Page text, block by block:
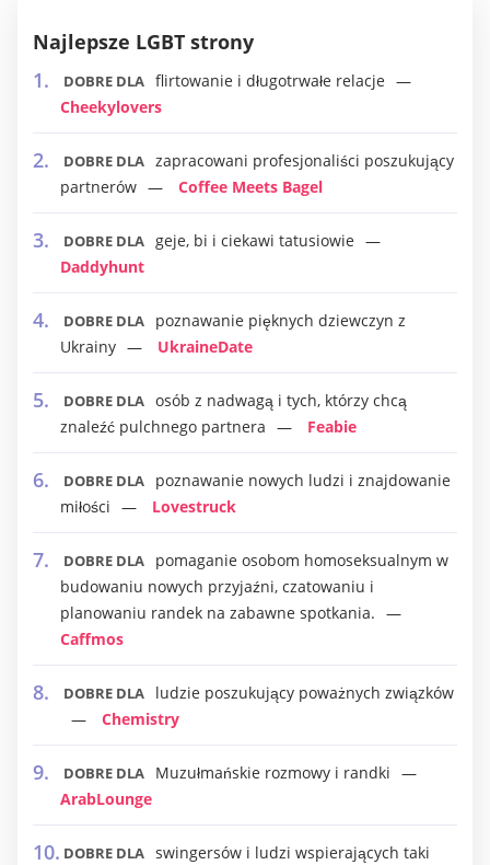
Najlepsze LGBT strony
DOBRE DLA flirtowanie i długotrwałe relacje
Cheekylovers
DOBRE DLA zapracowani profesjonaliści poszukujący
partnerów
Coffee Meets Bagel
DOBRE DLA geje, bi i ciekawi tatusiowie
Daddyhunt
DOBRE DLA
poznawanie pięknych dziewczyn z
Ukrainy
UkraineDate
DOBRE DLA osób z nadwagą i tych, którzy chcą
znaleźć pulchnego partnera
Feabie
DOBRE DLA
poznawanie nowych ludzi i znajdowanie
miłości
Lovestruck
DOBRE DLA
pomaganie osobom homoseksualnym w
budowaniu nowych przyjaźni, czatowaniu i
planowaniu randek na zabawne spotkania.
Caffmos
DOBRE DLA
ludzie poszukujący poważnych związków
Chemistry
DOBRE DLA
Muzułmańskie rozmowy i randki
ArabLounge
DOBRE DLA swingersów i ludzi wspierających taki